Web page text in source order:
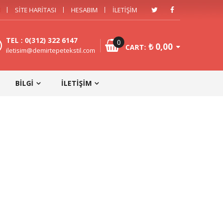
SITE HARITASI HESABIM İLETIŞIM
TEL : 0(312) 322 6147
iletisim@demirtepetekstil.com
0
CART: ₺ 0,00
BILGI İLETIŞIM